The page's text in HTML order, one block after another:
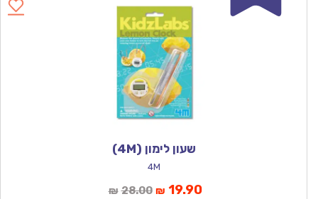
שעון לימון (4M)
4M
₪ 28.00המחיר
₪ 19.90המחיר